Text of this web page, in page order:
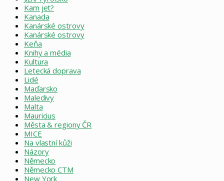
Kam jet?
Kanada
Kanárské ostrovy
Kanárské ostrovy
Keňa
Knihy a média
Kultura
Letecká doprava
Lidé
Maďarsko
Maledivy
Malta
Mauricius
Města & regiony ČR
MICE
Na vlastní kůži
Názory
Německo
Německo CTM
New York